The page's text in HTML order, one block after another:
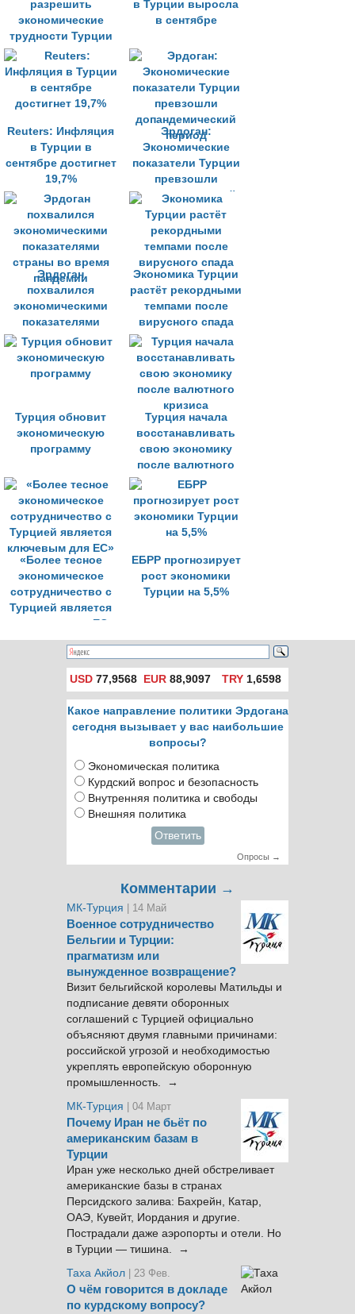
разрешить
экономические
трудности Турции
в Турции выросла
в сентябре
Reuters: Инфляция
в Турции в
сентябре достигнет
19,7%
Эрдоган:
Экономические
показатели Турции
превзошли
допандемический
период
Эрдоган
похвалился
экономическими
показателями
страны во время
пандемии
Экономика Турции
растёт рекордными
темпами после
вирусного спада
Турция обновит
экономическую
программу
Турция начала
восстанавливать
свою экономику
после валютного
кризиса
«Более тесное
экономическое
сотрудничество с
Турцией является
ключевым для ЕС»
ЕБРР прогнозирует
рост экономики
Турции на 5,5%
USD 77,9568 EUR 88,9097 TRY1,6598
Какое направление политики Эрдогана
сегодня вызывает у вас наибольшие
вопросы?
Экономическая политика
Курдский вопрос и безопасность
Внутренняя политика и свободы
Внешняя политика
Ответить
Опросы →
Комментарии →
МК-Турция | 14 Май
Военное сотрудничество
Бельгии и Турции:
прагматизм или
вынужденное возвращение?
Визит бельгийской королевы Матильды и
подписание девяти оборонных
соглашений с Турцией официально
объясняют двумя главными причинами:
российской угрозой и необходимостью
укреплять европейскую оборонную
промышленность. →
МК-Турция
| 04 Март
Почему Иран не бьёт по
американским базам в
Турции
Иран уже несколько дней обстреливает
американские базы в странах
Персидского залива: Бахрейн, Катар,
ОАЭ, Кувейт, Иордания и другие.
Пострадали даже аэропорты и отели. Но
в Турции — тишина. →
Таха Акйол | 23 Фев.
О чём говорится в докладе
по курдскому вопросу?